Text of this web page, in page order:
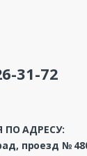
31-72
ПО АДРЕСУ:
проезд №